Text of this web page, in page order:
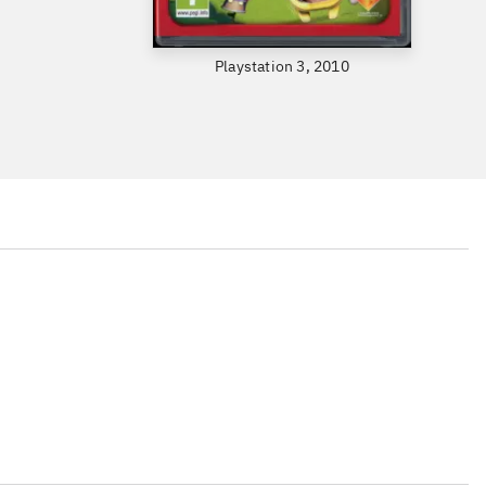
Playstation 3, 2010